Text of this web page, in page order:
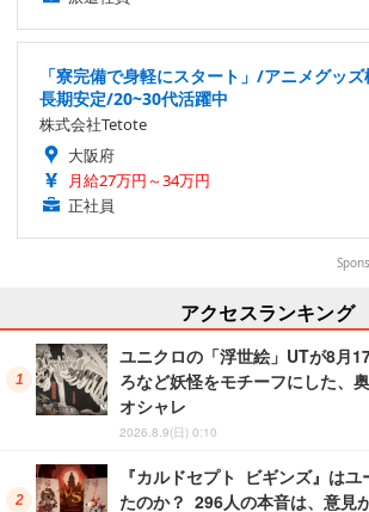
「寮完備で身軽にスタート」/アニメグッ
長期安定/20~30代活躍中
株式会社Tetote
大阪府
月給27万円～34万円
正社員
アクセスランキング
ユニクロの「浮世絵」UTが8月
ろなど妖怪をモチーフにした、
オシャレ
2026.8.9(日) 0:10
『カルドセプト ビギンズ』はユ
たのか？ 296人の本音は、意見